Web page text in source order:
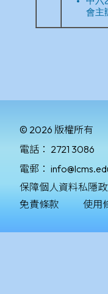
© 2026 版權所有
電話： 2721 3086
電郵：
保障個人資料私隱
免責條款
使用